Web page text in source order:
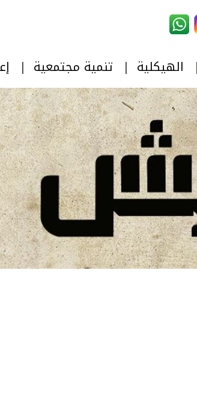
الهيكلية تنمية مجتمعية